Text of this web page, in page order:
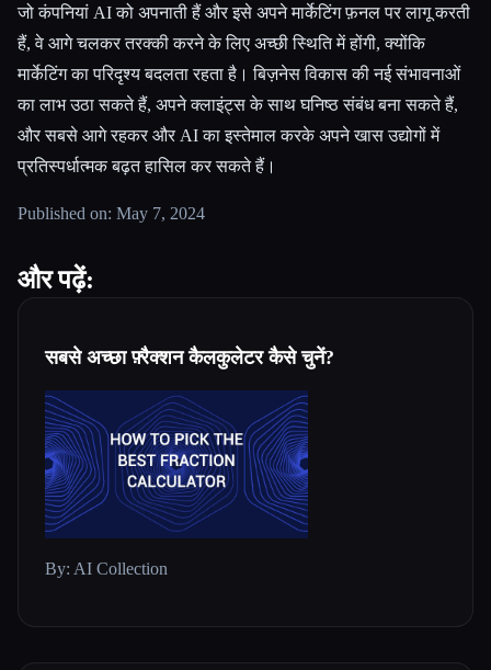
जो कंपनियां AI को अपनाती हैं और इसे अपने मार्केटिंग फ़नल पर लागू करती
हैं, वे आगे चलकर तरक्की करने के लिए अच्छी स्थिति में होंगी, क्योंकि
मार्केटिंग का परिदृश्य बदलता रहता है। बिज़नेस विकास की नई संभावनाओं
का लाभ उठा सकते हैं, अपने क्लाइंट्स के साथ घनिष्ठ संबंध बना सकते हैं,
और सबसे आगे रहकर और AI का इस्तेमाल करके अपने खास उद्योगों में
प्रतिस्पर्धात्मक बढ़त हासिल कर सकते हैं।
Published on: May 7, 2024
और पढ़ें:
सबसे अच्छा फ़्रैक्शन कैलकुलेटर कैसे चुनें?
By: AI Collection